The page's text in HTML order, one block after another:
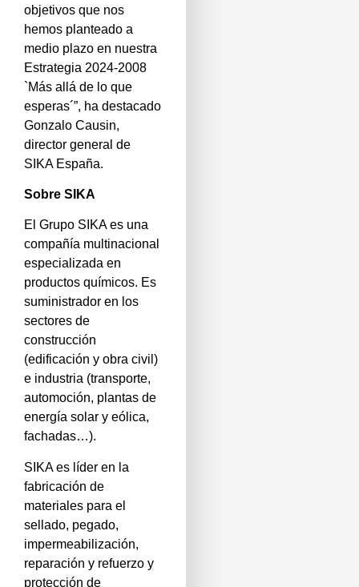
objetivos que nos
hemos planteado a
medio plazo en nuestra
Estrategia 2024-2008
`Más allá de lo que
esperas´”, ha destacado
Gonzalo Causin,
director general de
SIKA España.
Sobre SIKA
El Grupo SIKA es una
compañía multinacional
especializada en
productos químicos. Es
suministrador en los
sectores de
construcción
(edificación y obra civil)
e industria (transporte,
automoción, plantas de
energía solar y eólica,
fachadas…).
SIKA es líder en la
fabricación de
materiales para el
sellado, pegado,
impermeabilización,
reparación y refuerzo y
protección de